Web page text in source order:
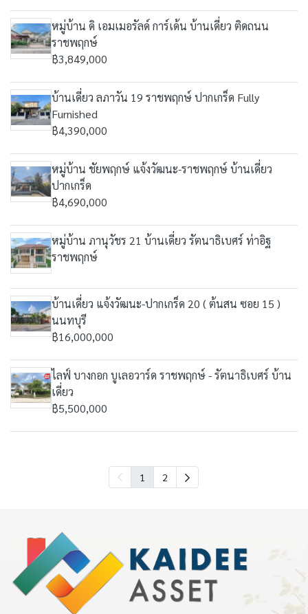
หมู่บ้าน ดิ เอมเมอรัลด์ การ์เด้น บ้านเดี่ยว ติดถนน
ราชพฤกษ์
฿3,849,000
บ้านเดี่ยว ลภาวัน 19 ราชพฤกษ์ ปากเกร็ด Fully
Furnished
฿4,390,000
หมู่บ้าน ชัยพฤกษ์ แจ้งวัฒนะ-ราชพฤกษ์ บ้านเดี่ยว
ปากเกร็ด
฿4,690,000
หมู่บ้าน ภานุวัชร 21 บ้านเดี่ยว รัตนาธิเบศร์ ท่าอิฐ
ราชพฤกษ์
บ้านเดี่ยว แจ้งวัฒนะ-ปากเกร็ด 20 ( ต้นสน ซอย 15 )
นนทบุรี
฿16,000,000
ไลฟ์ บางกอก บูเลอวาร์ด ราชพฤกษ์ - รัตนาธิเบศร์ บ้าน
เดี่ยว
฿5,500,000
1 2